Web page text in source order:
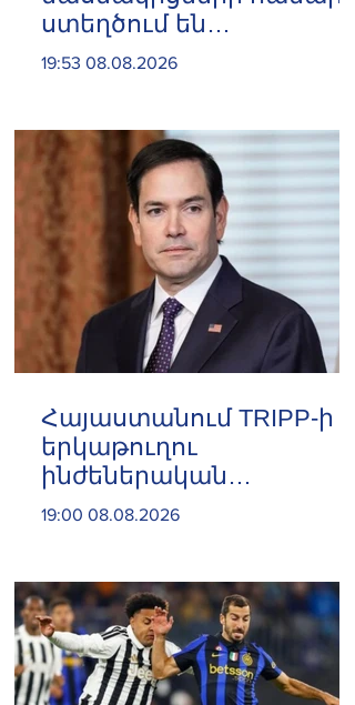
ստեղծում են
ինքնադրսևորման նոր
Փաշինյան
19:53 08.08.2026
Հայաստանում TRIPP-ի
երկաթուղու
ինժեներական
ուսումնասիրություններն
19:00 08.08.2026